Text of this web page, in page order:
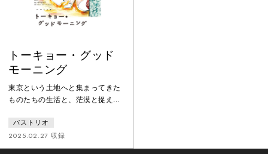
トーキョー・グッド
モーニング
東京という土地へと集まってきた
ものたちの生活と、茫漠と捉えら
集めます。映画館のスクリーンに
現れる光と影が明滅するように、
去っていくものと残るものとが交
バストリオ
2025.02.27 収録